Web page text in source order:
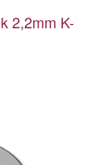
2,2mm K-